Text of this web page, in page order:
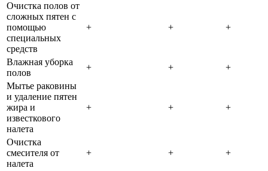
Очистка полов от
сложных пятен с
помощью
специальных
средств
+ + +
Влажная уборка
полов
+ +
+
Мытье раковины
и удаление пятен
жира и
известкового
налета
+ + +
Очистка
смесителя от
налета
+ + +